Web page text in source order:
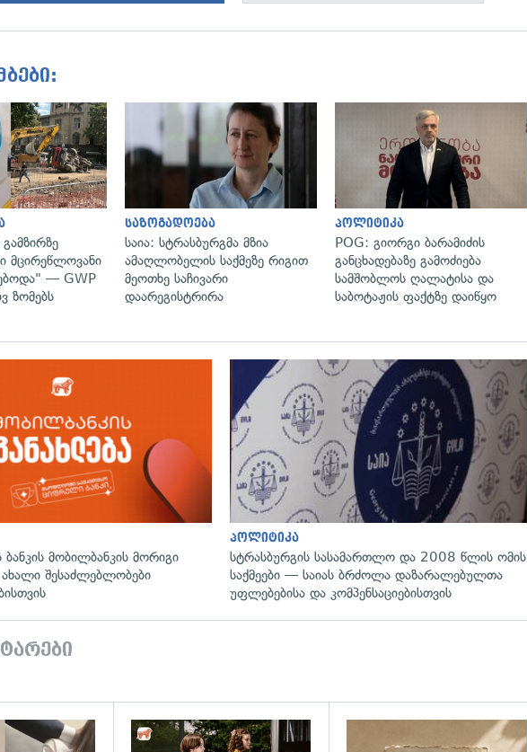
გადახედვა
მცირეწლოვანი
— GWP
ზომებს
საზოგადოება
საია: სტრასბურგმა მზია
ამაღლობელის საქმეზე რიგით
მეოთხე საჩივარი
დაარეგისტრირა
პოლიტიკა
POG: გიორგი ბარამიძის
განცხადებაზე გამოძიება
სამშობლოს ღალატისა და
საბოტაჟის ფაქტზე დაიწყო
მობილბანკის მორიგი
შესაძლებლობები
პოლიტიკა
სტრასბურგის სასამართლო და 2008 წლის ომის
საქმეები — საიას ბრძოლა დაზარალებულთა
უფლებებისა და კომპენსაციებისთვის
გადახედვა